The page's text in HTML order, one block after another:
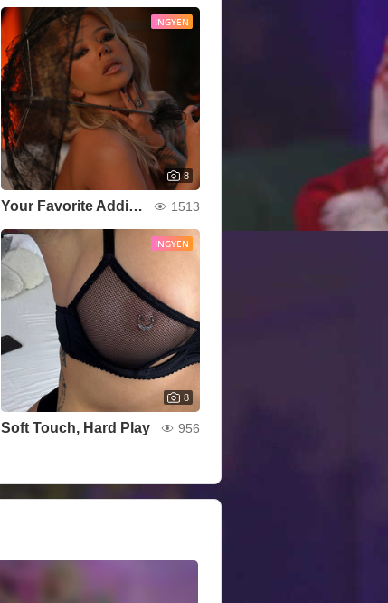
INGYEN
8
Your Favorite Addiction 1513
INGYEN
8
Soft Touch, Hard Play 956